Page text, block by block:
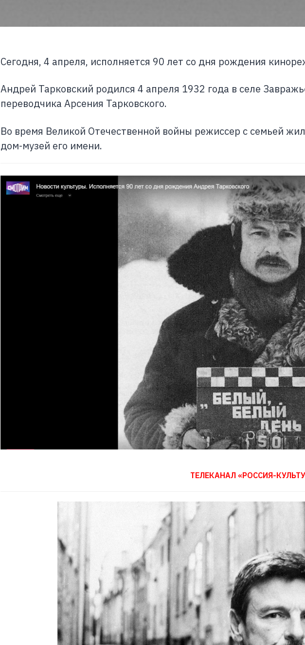
Сегодня, 4 апреля, исполняется 90 лет со дня рождения
Андрей Тарковский родился 4 апреля 1932 года в селе
переводчика Арсения Тарковского.
Во время Великой Отечественной войны режиссер с семьей
дом-музей его имени.
ТЕЛЕКАНАЛ «РОССИЯ-